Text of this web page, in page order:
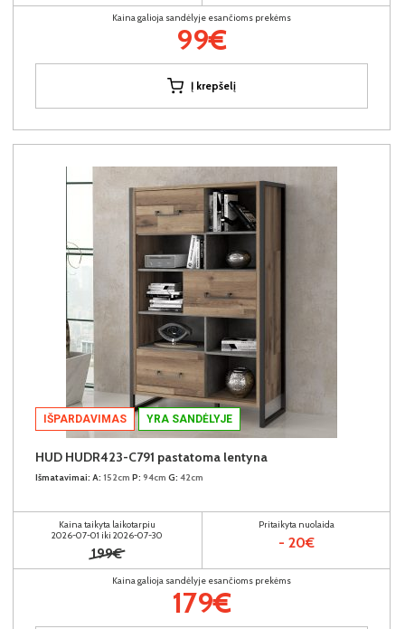
Kaina galioja sandėlyje esančioms prekėms
99€
Į krepšelį
IŠPARDAVIMAS YRA SANDĖLYJE
HUD HUDR423-C791 pastatoma lentyna
Išmatavimai: A: 152cm P: 94cm G: 42cm
Kaina taikyta laikotarpiu
2026-07-01 iki 2026-07-30
199€
Pritaikyta nuolaida
- 20€
Kaina galioja sandėlyje esančioms prekėms
179€